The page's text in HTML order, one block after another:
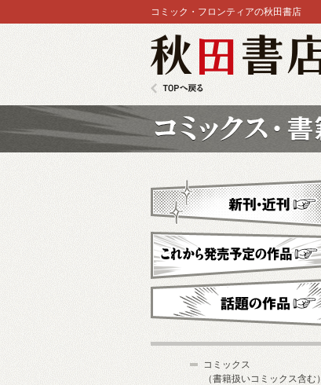
コミック・フロンティアの秋田書店
新刊・近刊
これから発売予定
コミックス
（書籍扱いコミックス含む）